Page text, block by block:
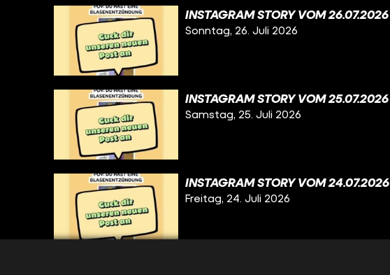
INSTAGRAM STORY VOM 26.07.2026
Sonntag, 26. Juli 2026
INSTAGRAM STORY VOM 25.07.2026
Samstag, 25. Juli 2026
INSTAGRAM STORY VOM 24.07.2026
Freitag, 24. Juli 2026